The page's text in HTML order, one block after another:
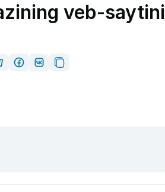
veb-saytini